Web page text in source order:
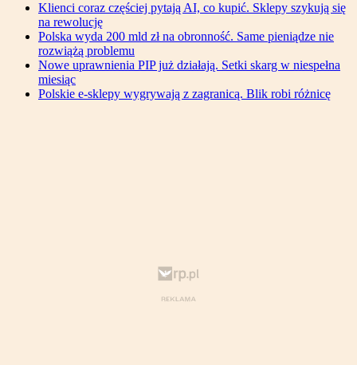
Klienci coraz częściej pytają AI, co kupić. Sklepy szykują się
na rewolucję
Polska wyda 200 mld zł na obronność. Same pieniądze nie
rozwiążą problemu
Nowe uprawnienia PIP już działają. Setki skarg w niespełna
miesiąc
Polskie e-sklepy wygrywają z zagranicą. Blik robi różnicę